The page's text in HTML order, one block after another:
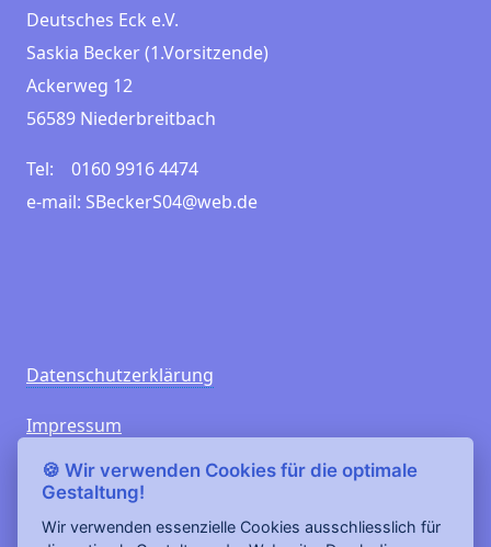
Deutsches Eck e.V.
Saskia Becker (1.Vorsitzende)
Ackerweg 12
56589 Niederbreitbach
Tel: 0160 9916 4474
e-mail: SBeckerS04@web.de
Datenschutzerklärung
Impressum
Besucherzähler ab 02/2012
Gesamt:
Heute:
🍪 Wir verwenden Cookies für die optimale
Gestaltung!
Wir verwenden essenzielle Cookies ausschliesslich für